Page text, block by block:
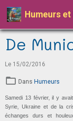
Humeurs
De
Le 15/02/2016
Dans Humeurs
Samedi 13 février, il y
Syrie, Ukraine et de la
échanges durs et